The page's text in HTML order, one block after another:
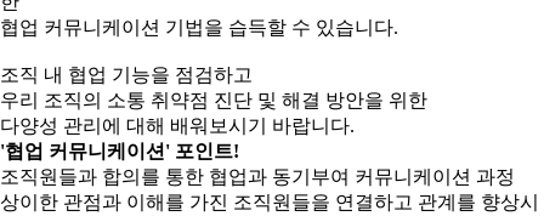
협업 커뮤니케이션 기법을 습득할 수 있습니다.
조직 내 협업 기능을 점검하고
우리 조직의 소통 취약점 진단 및 해결 방안을 위한
다양성 관리에 대해 배워보시기 바랍니다.
'협업 커뮤니케이션' 포인트!
조직원들과 합의를 통한 협업과 동기부여 커뮤니케이션 과정
상이한 관점과 이해를 가진 조직원들을 연결하고 관계를 향상시